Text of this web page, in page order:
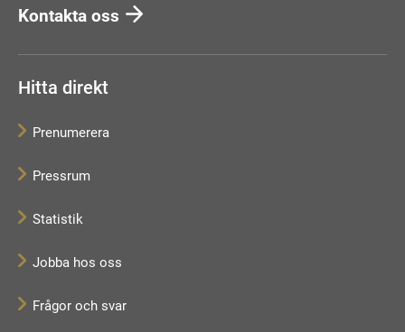
Kontakta oss
Hitta direkt
Prenumerera
Pressrum
Statistik
Jobba hos oss
Frågor och svar